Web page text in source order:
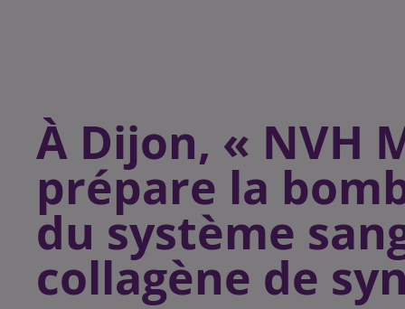
À Dijon, « NVH
prépare la
du système
collagène de